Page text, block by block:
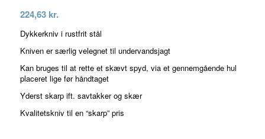
224,63 kr.
Dykkerkniv i rustfrit stål
Kniven er særlig velegnet til undervandsjagt
Kan bruges til at rette et skævt spyd, via et gennemgående hul
placeret lige før håndtaget
Yderst skarp ift. savtakker og skær
Kvalitetskniv til en “skarp” pris